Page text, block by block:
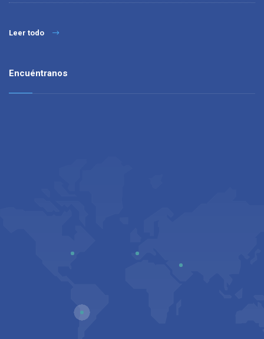
Leer todo
Encuéntranos